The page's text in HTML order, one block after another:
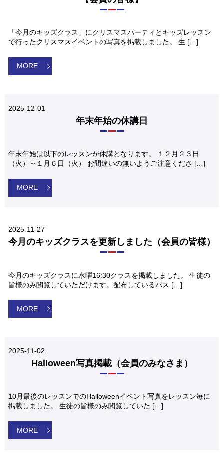
「今月のキッズクラス」にクリスマスパーティとキッズレッスン
で行ったクリスマスイベントの写真を掲載しました。 生 […]
MORE
2025-12-01
年末年始の休講日
年末年始は以下のレッスンが休講となります。 １２月２３日
（火）～１月６日（火） お間違いの無いようご注意くださ […]
MORE
2025-11-27
今月のキッズクラスを更新しました（会員の皆様）
今月のキッズクラスに水曜16:30クラスを掲載しました。 生徒の
皆様のみ閲覧していただけます。配布しているパス […]
MORE
2025-11-02
Halloween写真掲載（会員のみなさま）
10月最後のレッスンでのHalloweenイベント写真をレッスン毎に
掲載しました。 生徒の皆様のみ閲覧していた […]
MORE